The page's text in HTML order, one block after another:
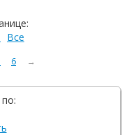
Все
6 →